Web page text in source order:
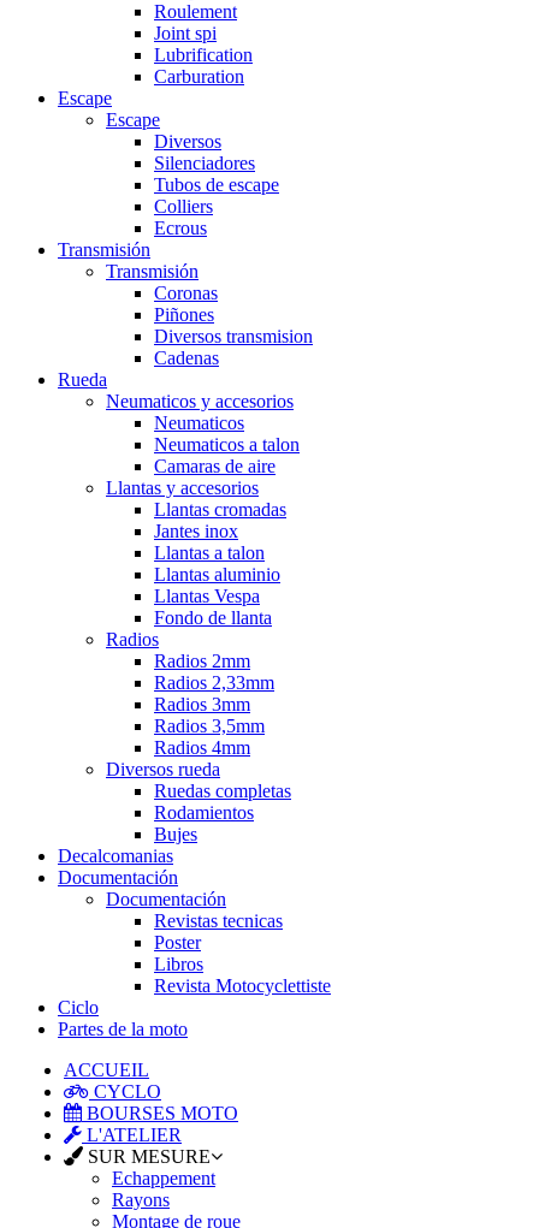
Roulement
Joint spi
Lubrification
Carburation
Escape
Escape
Diversos
Silenciadores
Tubos de escape
Colliers
Ecrous
Transmisión
Transmisión
Coronas
Piñones
Diversos transmision
Cadenas
Rueda
Neumaticos y accesorios
Neumaticos
Neumaticos a talon
Camaras de aire
Llantas y accesorios
Llantas cromadas
Jantes inox
Llantas a talon
Llantas aluminio
Llantas Vespa
Fondo de llanta
Radios
Radios 2mm
Radios 2,33mm
Radios 3mm
Radios 3,5mm
Radios 4mm
Diversos rueda
Ruedas completas
Rodamientos
Bujes
Decalcomanias
Documentación
Documentación
Revistas tecnicas
Poster
Libros
Revista Motocyclettiste
Ciclo
Partes de la moto
ACCUEIL
CYCLO
BOURSES MOTO
L'ATELIER
SUR MESURE
Echappement
Rayons
Montage de roue